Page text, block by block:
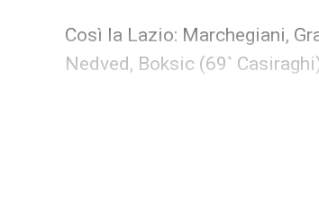
Così la Lazio: Marchegiani,
Nedved, Boksic (69`
LA PLAYLIST DELLE NOSTRE